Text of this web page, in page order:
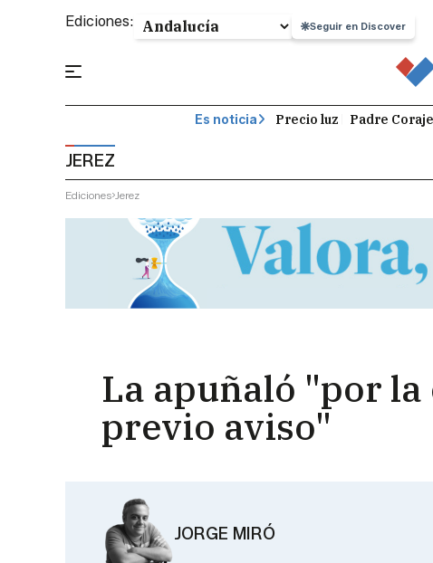
Ediciones: Seguir en Discover
Es noticia Precio luz Padre Coraje
JEREZ
Ediciones Jerez
La apuñaló "por
previo aviso"
JORGE MIRÓ